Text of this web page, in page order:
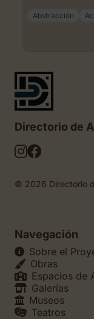
Abstracción
Directorio de
© 2026 Directorio
Navegación
Sobre el
Obras
Espacios de
Galerías
Museos
Teatros